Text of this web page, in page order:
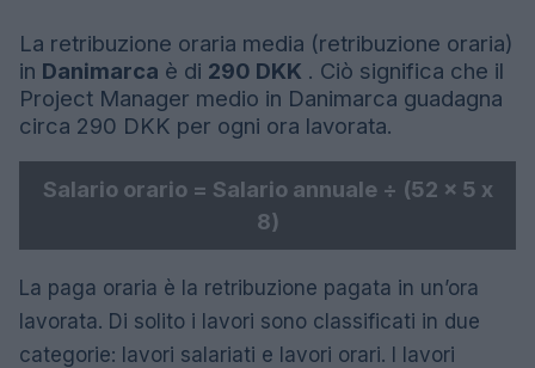
La retribuzione oraria media (retribuzione oraria)
in Danimarca è di 290 DKK . Ciò significa che il
Project Manager medio in Danimarca guadagna
circa 290 DKK per ogni ora lavorata.
Salario orario = Salario annuale ÷ (52 x 5 x
8)
La paga oraria è la retribuzione pagata in un’ora
lavorata. Di solito i lavori sono classificati in due
categorie: lavori salariati e lavori orari. I lavori